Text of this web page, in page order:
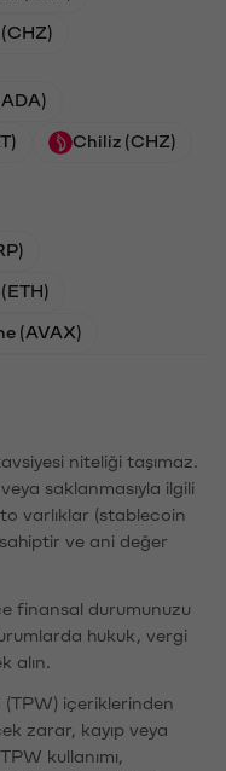
Chiliz (CHZ)
(AVAX)
niteliği taşımaz.
saklanmasıyla ilgili
varlıklar (stablecoin
ve ani değer
finansal durumunuzu
hukuk, vergi
alın.
içeriklerinden
zarar, kayıp veya
kullanımı,